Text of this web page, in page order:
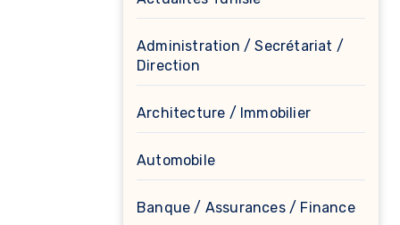
Administration / Secrétariat /
Direction
Architecture / Immobilier
Automobile
Banque / Assurances / Finance